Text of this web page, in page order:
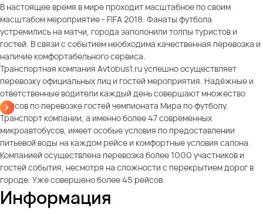
В настоящее время в мире проходит масштабное по своим
масштабом мероприятие - FIFA 2018. Фанаты футбола
устремились на матчи, города заполонили толпы туристов и
гостей. В связи с событием необходима качественная перевозка и
наличие комфортабельного сервиса.
Транспортная компания Avtobus1.ru успешно осуществляет
перевозку официальных лиц и гостей мероприятия. Надёжные и
ответственные водители каждый день совершают множество
рейсов по перевозке гостей чемпионата Мира по футболу.
Транспорт компании, а именно более 47 современных
микроавтобусов, имеет особые условия по предоставлении
питьевой воды на каждом рейсе и комфортные условия салона.
Компанией осуществлена перевозка более 1000 участников и
гостей события, несмотря на сложности с перекрытием дорог в
городе. Уже совершено более 45 рейсов.
Информация